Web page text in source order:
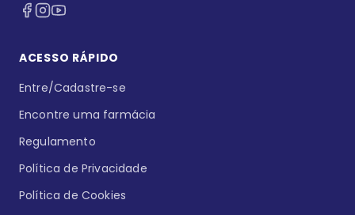
ACESSO RÁPIDO
Entre/Cadastre-se
Encontre uma farmácia
Regulamento
Política de Privacidade
Política de Cookies